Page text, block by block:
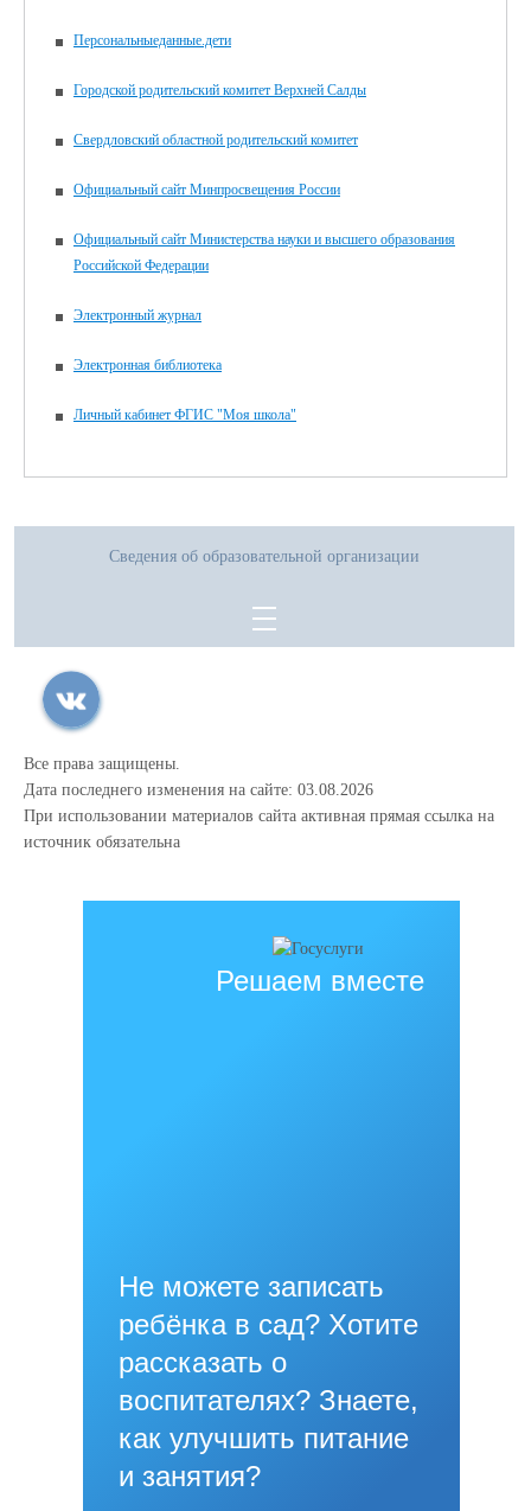
Персональныеданные.дети
Городской родительский комитет Верхней Салды
Свердловский областной родительский комитет
Официальный сайт Минпросвещения России
Официальный сайт Министерства науки и высшего образования
Российской Федерации
Электронный журнал
Электронная библиотека
Личный кабинет ФГИС "Моя школа"
Сведения об образовательной организации
Все права защищены.
Дата последнего изменения на сайте: 03.08.2026
При использовании материалов сайта активная прямая ссылка на
источник обязательна
Решаем вместе
Не можете записать
ребёнка в сад? Хотите
рассказать о
воспитателях? Знаете,
как улучшить питание
и занятия?